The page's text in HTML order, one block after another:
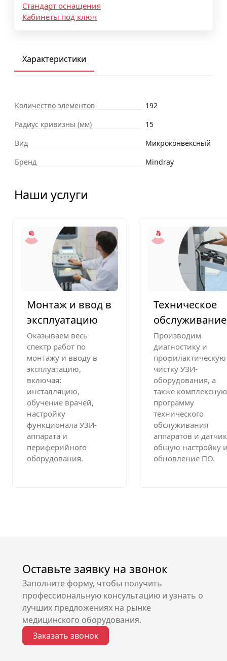
Стандарт оснащения
Кабинеты под ключ
Характеристики
Количество элементов
192
Радиус кривизны (мм)
15
Вид
Микроконвексный
Бренд
Mindray
Наши услуги
Монтаж и ввод в
эксплуатацию
Оказываем весь
спектр работ по
монтажу и вводу в
эксплуатацию,
включая:
инсталляцию,
обучение врачей,
настройку
функционала УЗИ-
аппарата и
периферийного
оборудования.
Техническое
обслуживание
Производим
диагностику и
профилактическую
чистку УЗИ-
оборудования, а
также комплексную
программу
технического
обслуживания
аппаратов и
общую настройку
обновление ПО.
Оставьте заявку на звонок
Заполните форму, чтобы получить
профессиональную консультацию и узнать о
лучших предложениях на рынке
медицинского оборудования.
Заказать звонок